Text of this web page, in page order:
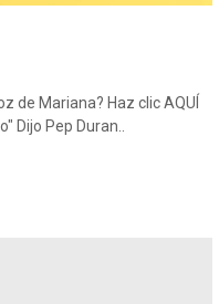
de Mariana? Haz clic AQUÍ
Dijo Pep Duran..